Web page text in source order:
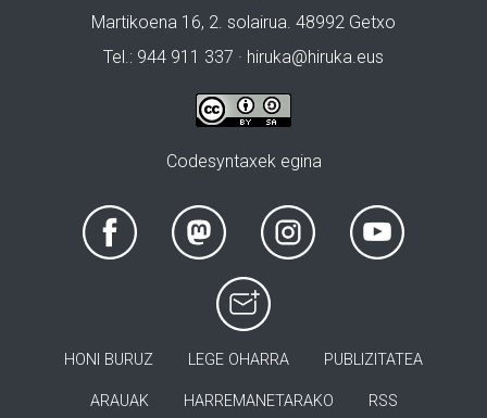
Martikoena 16, 2. solairua. 48992 Getxo
Tel.: 944 911 337 · hiruka@hiruka.eus
Codesyntaxek egina
HONI BURUZ LEGE OHARRA PUBLIZITATEA
ARAUAK HARREMANETARAKO RSS